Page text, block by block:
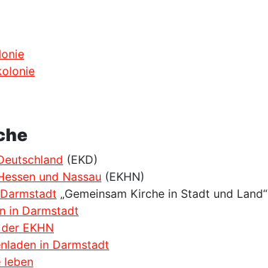
(EKD)
und Nassau (EKHN)
„Gemeinsam Kirche in Stadt und Land“
in Darmstadt
EKHN
in Darmstadt
leben